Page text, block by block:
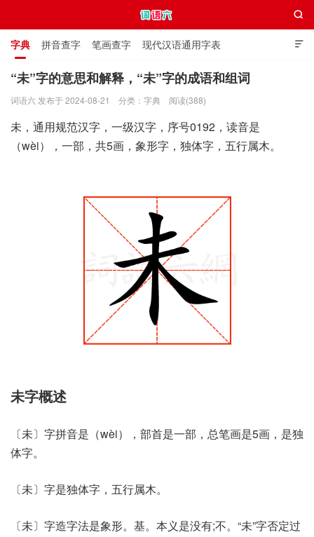

字典 拼音查字 笔画查字 现代汉语通用字表
通用规范汉字表 叠字大全 独体字大全 极简英语词典

“未”字的意思和解释，“未”字的成语和组词
词语六 发布于 2024-08-21 分类： 字典 阅读(388)
未，通用规范汉字，一级汉字，序号0192，读音是
（wèi），一部，共5画，象形字，独体字，五行属木。
未字概述
〔未〕字拼音是（wèi），部首是一部，总笔画是5画，是独
体字。
〔未〕字是独体字，五行属木。
〔未〕字造字法是象形。基。本义是没有;不。“未”字否定过